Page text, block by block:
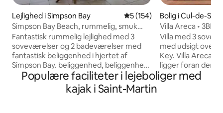
Lejlighed i Simpson Bay 5 ud af 5 i gennemsnitlig
5 (154)
Simpson Bay Beach, rummelig, smuk
udsigt!
Fantastisk rummelig lejlighed med 3
soveværelser og 2 badeværelser med
fantastisk beliggenhed i hjertet af
Simpson Bay. beliggenhed, beliggenhed,
beliggenhed midt i det hele. Lige på
tværs af den 4 km lange smukke
Simpson Bay Beach, den ligger ikke
Bolig i Cul-de-Sac
Villa Areca • 3BR
kajakker, WiFi, AC
Villa med 3
med udsigt over
Key. Villa Areca
ligger foran den
Cul-de-sac-bugt i
beliggenhed ved
Populære faciliteter i lejeboliger med
kajak i Saint-Martin